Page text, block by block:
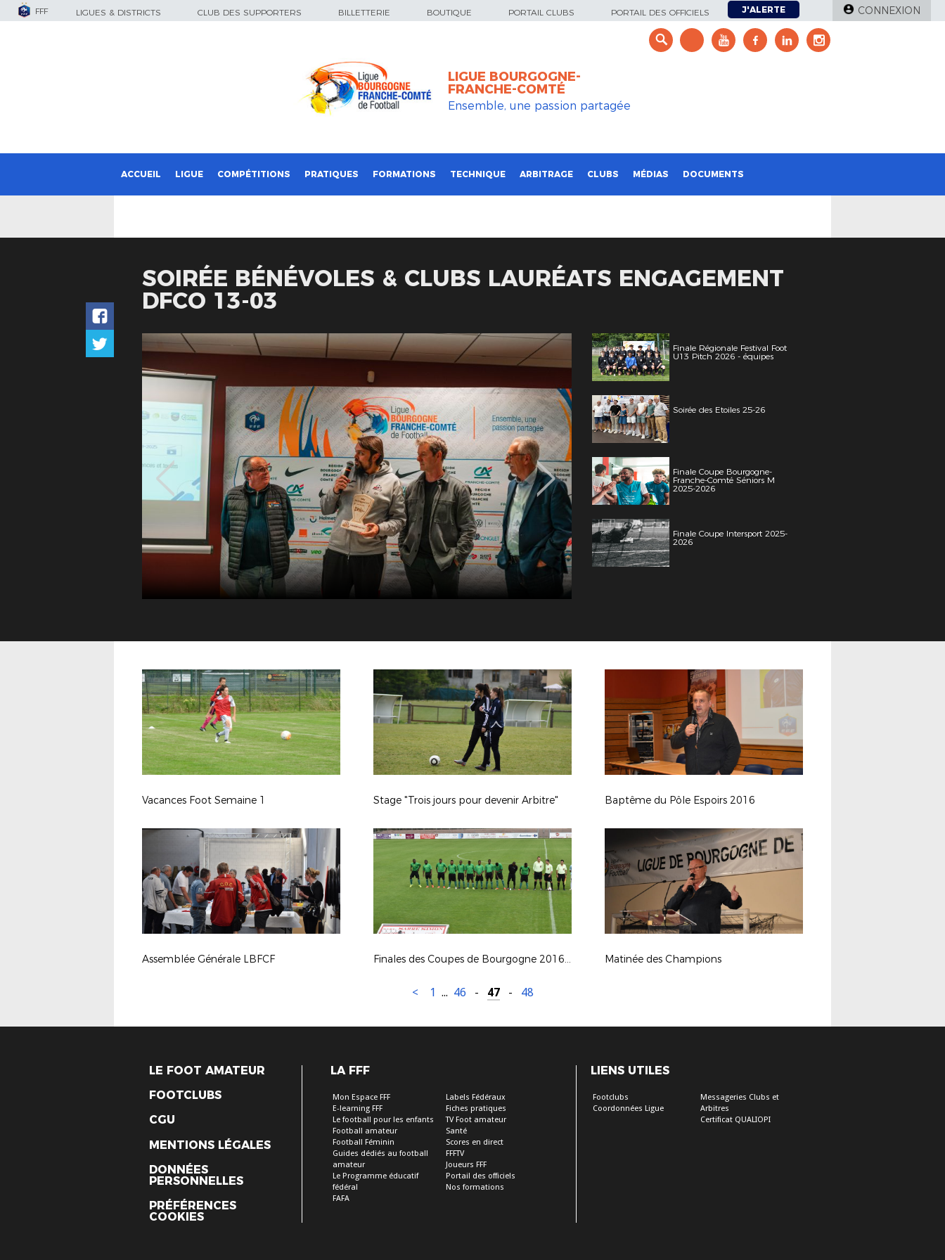
FFF LIGUES & DISTRICTS CLUB DES SUPPORTERS BILLETTERIE BOUTIQUE PORTAIL CLUBS PORTAIL DES OFFICIELS J'ALERTE CONNEXION
LIGUE BOURGOGNE-
FRANCHE-COMTÉ
Ensemble, une passion partagée
ACCUEIL LIGUE COMPÉTITIONS PRATIQUES FORMATIONS TECHNIQUE ARBITRAGE CLUBS MÉDIAS DOCUMENTS
SOIRÉE BÉNÉVOLES & CLUBS LAURÉATS ENGAGEMENT
DFCO 13-03
Finale Régionale Festival Foot
U13 Pitch 2026 - équipes
Soirée des Etoiles 25-26
Finale Coupe Bourgogne-
Franche-Comté Séniors M
2025-2026
Finale Coupe Intersport 2025-
2026
Vacances Foot Semaine 1 Stage "Trois jours pour devenir Arbitre" Baptême du Pôle Espoirs 2016
Assemblée Générale LBFCF Finales des Coupes de Bourgogne 2016-2017 Matinée des Champions
< 1 ... 46 - 47 - 48
LE FOOT AMATEUR
FOOTCLUBS
CGU
MENTIONS LÉGALES
DONNÉES
PERSONNELLES
PRÉFÉRENCES
COOKIES
LA FFF
Mon Espace FFF
E-learning FFF
Le football pour les enfants
Football amateur
Football Féminin
Guides dédiés au football
amateur
Le Programme éducatif
fédéral
FAFA
Labels Fédéraux
Fiches pratiques
TV Foot amateur
Santé
Scores en direct
FFFTV
Joueurs FFF
Portail des officiels
Nos formations
LIENS UTILES
Footclubs
Coordonnées Ligue
Messageries Clubs et
Arbitres
Certificat QUALIOPI